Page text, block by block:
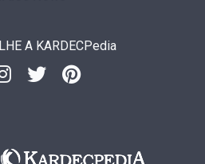
A KARDECPedia